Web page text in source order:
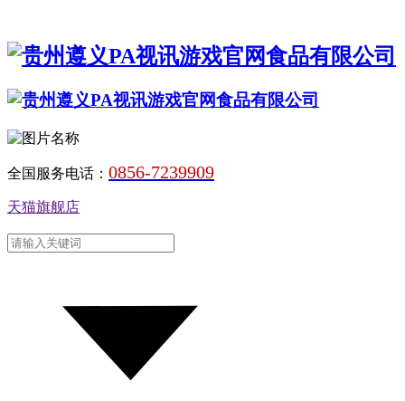
全国服务电话： 0856-7239909
天猫旗舰店